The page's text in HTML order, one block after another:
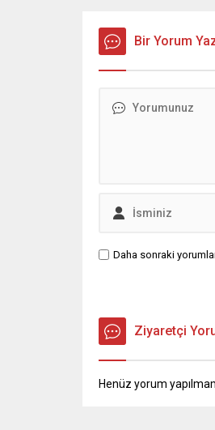
Bir Yorum
Daha sonraki
Ziyaretçi
Henüz yorum